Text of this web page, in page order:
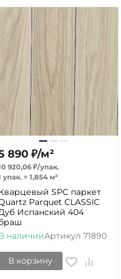
890 ₽/м²
920,06 ₽/упак.
упак. = 1,854 м²
SPC паркет
Parquet CLASSIC
Испанский 404
наличииАртикул 71890
В корзину